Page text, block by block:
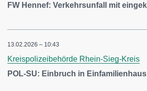
FW Hennef: Verkehrsunfall mit
13.02.2026 – 10:43
Kreispolizeibehörde Rhein-Sieg-Kreis
POL-SU: Einbruch in Einfamilienhaus